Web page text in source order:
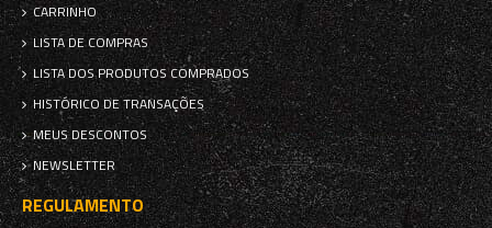
CARRINHO
LISTA DE COMPRAS
LISTA DOS PRODUTOS COMPRADOS
HISTÓRICO DE TRANSAÇÕES
MEUS DESCONTOS
NEWSLETTER
REGULAMENTO